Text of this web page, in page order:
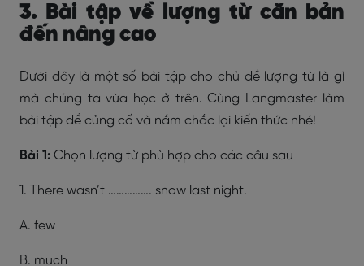
3. Bài tập về lượng từ căn bản
đến nâng cao
Dưới đây là một số bài tập cho chủ đề lượng từ là gì
mà chúng ta vừa học ở trên. Cùng Langmaster làm
bài tập để củng cố và nắm chắc lại kiến thức nhé!
Bài 1: Chọn lượng từ phù hợp cho các câu sau
1. There wasn’t ……………. snow last night.
A. few
B. much